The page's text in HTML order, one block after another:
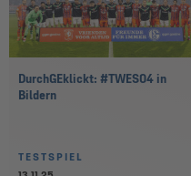
DurchGEklickt: #TWES04 in
Bildern
TESTSPIEL